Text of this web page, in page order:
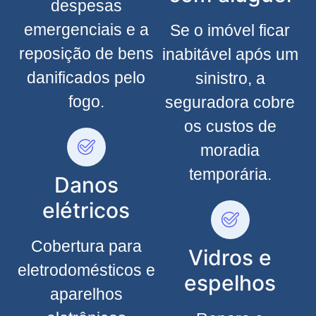
despesas
emergenciais e a
reposição de bens
danificados pelo
fogo.
Danos
elétricos
Cobertura para
eletrodomésticos e
aparelhos
Se o imóvel ficar
inabitável após um
sinistro, a
seguradora cobre
os custos de
moradia
temporária.
Vidros e
espelhos